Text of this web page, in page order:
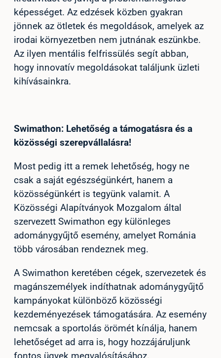
képességet. Az edzések közben gyakran
jönnek az ötletek és megoldások, amelyek az
irodai környezetben nem jutnának eszünkbe.
Az ilyen mentális felfrissülés segít abban,
hogy innovatív megoldásokat találjunk üzleti
kihívásainkra.
Swimathon: Lehetőség a támogatásra és a
közösségi szerepvállalásra!
Most pedig itt a remek lehetőség, hogy ne
csak a saját egészségünkért, hanem a
közösségünkért is tegyünk valamit. A
Közösségi Alapítványok Mozgalom által
szervezett Swimathon egy különleges
adománygyűjtő esemény, amelyet Románia
több városában rendeznek meg.
A Swimathon keretében cégek, szervezetek és
magánszemélyek indíthatnak adománygyűjtő
kampányokat különböző közösségi
kezdeményezések támogatására. Az esemény
nemcsak a sportolás örömét kínálja, hanem
lehetőséget ad arra is, hogy hozzájáruljunk